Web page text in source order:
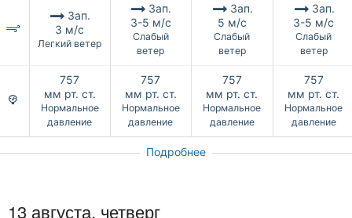
Зап.
3 м/с
Легкий ветер
Зап.
3-5 м/с
Слабый
ветер
Зап.
5 м/с
Слабый
ветер
Зап.
3-5 м/с
Слабый
ветер
757
мм рт. ст.
Нормальное
давление
757
мм рт. ст.
Нормальное
давление
757
мм рт. ст.
Нормальное
давление
757
мм рт. ст.
Нормальное
давление
Подробнее
13 августа, четверг